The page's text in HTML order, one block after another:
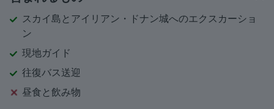
スカイ島とアイリアン・ドナン城へのエクスカーショ
ン
現地ガイド
往復バス送迎
昼食と飲み物